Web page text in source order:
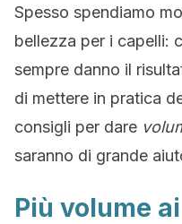
Spesso spendiamo
bellezza per i capelli:
sempre danno il
di mettere in pratica
consigli per dare
saranno di grande
Più volume